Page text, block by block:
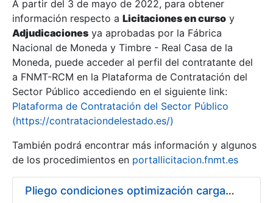
Mostrar/Ocultar
Mostrar/Ocultar
Mostrar/Ocultar
A partir del 3 de mayo de 2022, para obtener
información respecto a Licitaciones en curso y
Adjudicaciones ya aprobadas por la Fábrica
Nacional de Moneda y Timbre - Real Casa de la
Moneda, puede acceder al perfil del contratante del
a FNMT-RCM en la Plataforma de Contratación del
Sector Público accediendo en el siguiente link:
Plataforma de Contratación del Sector Público
(https://contrataciondelestado.es/)
También podrá encontrar más información y algunos
de los procedimientos en portallicitacion.fnmt.es
Pliego condiciones optimización cargas compras firmado